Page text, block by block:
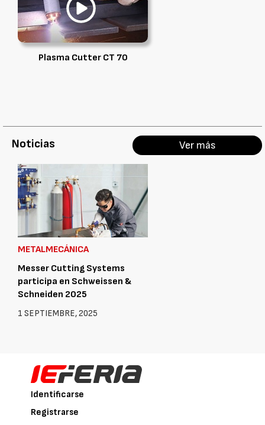
Plasma Cutter CT 70
Noticias Ver más
METALMECÁNICA
Messer Cutting Systems
participa en Schweissen &
Schneiden 2025
1 SEPTIEMBRE, 2025
Identificarse
Registrarse